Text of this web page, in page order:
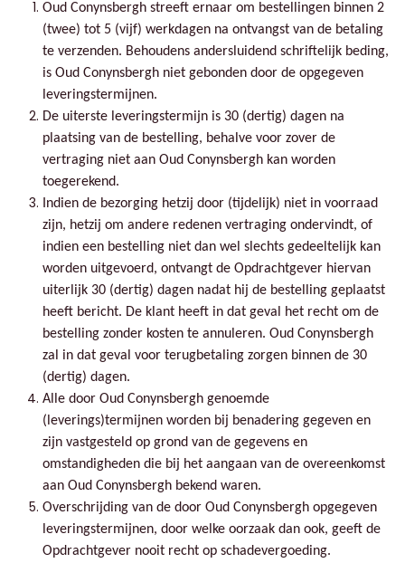
Oud Conynsbergh streeft ernaar om bestellingen binnen 2
(twee) tot 5 (vijf) werkdagen na ontvangst van de betaling
te verzenden. Behoudens andersluidend schriftelijk beding,
is Oud Conynsbergh niet gebonden door de opgegeven
leveringstermijnen.
De uiterste leveringstermijn is 30 (dertig) dagen na
plaatsing van de bestelling, behalve voor zover de
vertraging niet aan Oud Conynsbergh kan worden
toegerekend.
Indien de bezorging hetzij door (tijdelijk) niet in voorraad
zijn, hetzij om andere redenen vertraging ondervindt, of
indien een bestelling niet dan wel slechts gedeeltelijk kan
worden uitgevoerd, ontvangt de Opdrachtgever hiervan
uiterlijk 30 (dertig) dagen nadat hij de bestelling geplaatst
heeft bericht. De klant heeft in dat geval het recht om de
bestelling zonder kosten te annuleren. Oud Conynsbergh
zal in dat geval voor terugbetaling zorgen binnen de 30
(dertig) dagen.
Alle door Oud Conynsbergh genoemde
(leverings)termijnen worden bij benadering gegeven en
zijn vastgesteld op grond van de gegevens en
omstandigheden die bij het aangaan van de overeenkomst
aan Oud Conynsbergh bekend waren.
Overschrijding van de door Oud Conynsbergh opgegeven
leveringstermijnen, door welke oorzaak dan ook, geeft de
Opdrachtgever nooit recht op schadevergoeding.